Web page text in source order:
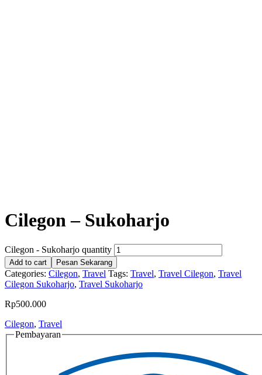
Cilegon – Sukoharjo
Cilegon - Sukoharjo quantity
Add to cart Pesan Sekarang
Categories: Cilegon, Travel Tags: Travel, Travel Cilegon, Travel
Cilegon Sukoharjo, Travel Sukoharjo
Rp500.000
Cilegon, Travel
Pembayaran